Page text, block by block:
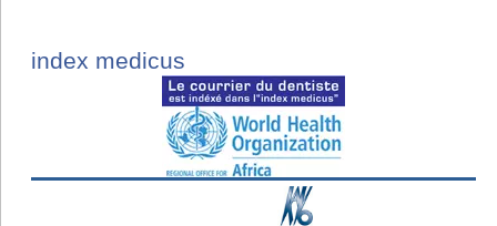
index medicus